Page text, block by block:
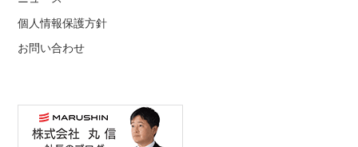
個人情報保護方針
お問い合わせ